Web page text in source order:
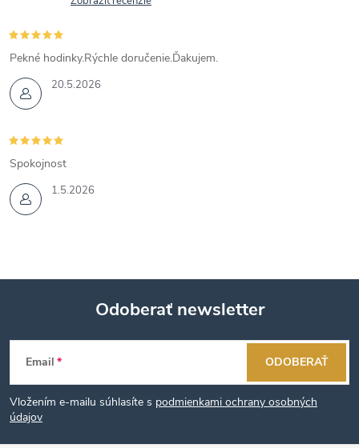
20.5.2026
Pekné hodinky.Rýchle doručenie.Ďakujem.
1.5.2026
Spokojnost
Z
á
p
Odoberať newsletter
Email
Vložením e-mailu súhlasíte s podmienkami ochrany osobných
údajov
ODOBERAŤ